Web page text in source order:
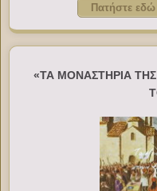
Πατήστε εδώ
«ΤΑ ΜΟΝΑΣΤΗΡΙΑ